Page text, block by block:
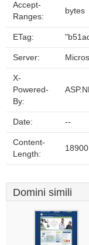
Accept-
Ranges:
bytes
ETag:
Server:
X-
Powered-
By:
Date: --
Content-
Length:
18900
Domini simili